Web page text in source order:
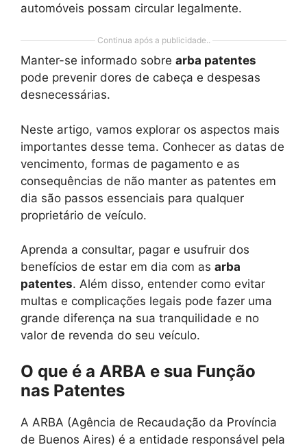
automóveis possam circular legalmente.
Continua após a publicidade..
Manter-se informado sobre arba patentes
pode prevenir dores de cabeça e despesas
desnecessárias.
Neste artigo, vamos explorar os aspectos mais
importantes desse tema. Conhecer as datas de
vencimento, formas de pagamento e as
consequências de não manter as patentes em
dia são passos essenciais para qualquer
proprietário de veículo.
Aprenda a consultar, pagar e usufruir dos
benefícios de estar em dia com as arba
patentes. Além disso, entender como evitar
multas e complicações legais pode fazer uma
grande diferença na sua tranquilidade e no
valor de revenda do seu veículo.
O que é a ARBA e sua Função
nas Patentes
A ARBA (Agência de Recaudação da Província
de Buenos Aires) é a entidade responsável pela